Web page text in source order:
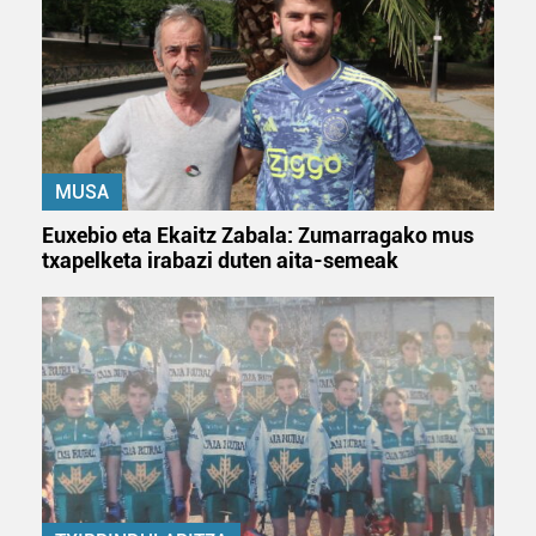
zerbitzuak hobetzeko asmoz, cookie teknologiaz
baliatzen gara. Ohar hau onartuz gero, teknologia hori
erabiltzeko baimen esplizitua ematen diguzu.Gehiago
irakurri
MUSA
Euxebio eta Ekaitz Zabala: Zumarragako mus
txapelketa irabazi duten aita-semeak